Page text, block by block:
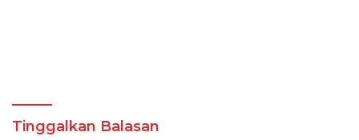
Tinggalkan Balasan